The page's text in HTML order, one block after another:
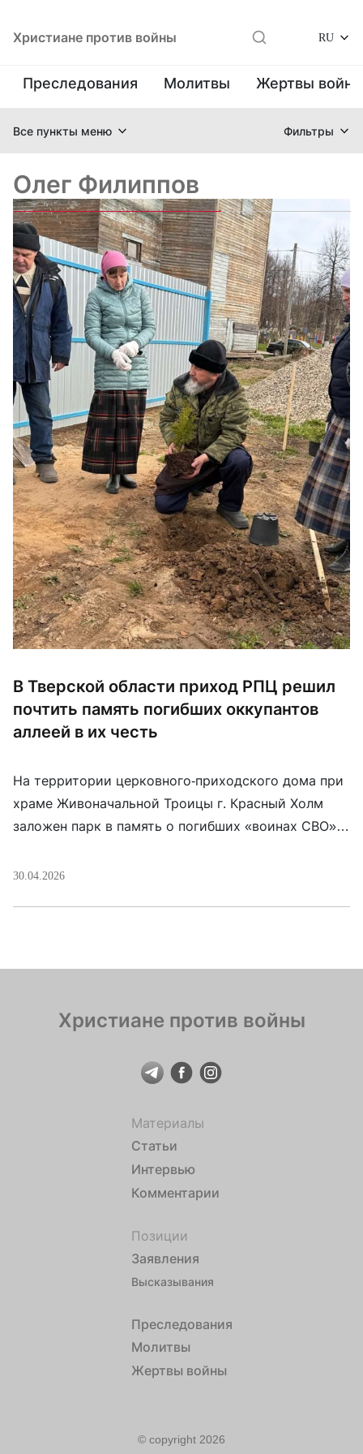
Христиане против войны RU
Преследования Молитвы Жертвы
Все пункты меню Фильтры
Олег Филиппов
В Тверской области приход РПЦ решил
почтить память погибших оккупантов
аллеей в их честь
На территории церковного-приходского дома при
храме Живоначальной Троицы г. Красный Холм
заложен парк в память о погибших «воинах СВО».
Удомельский Каллистрат (Романенко).
30.04.2026
Христиане против войны
Материалы
Статьи
Интервью
Комментарии
Позиции
Заявления
Высказывания
Преследования
Молитвы
Жертвы войны
© copyright 2026